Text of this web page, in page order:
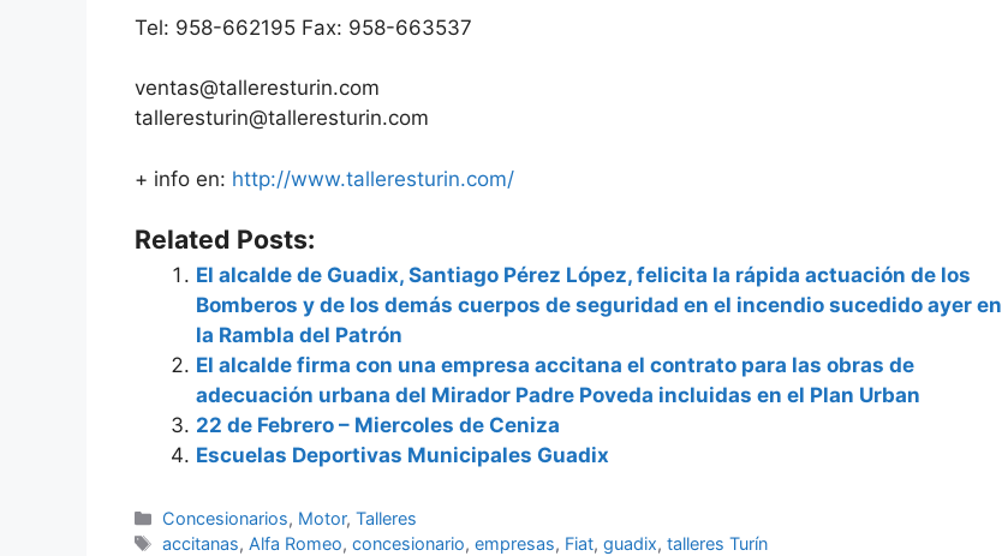
Tel: 958-662195 Fax: 958-663537
ventas@talleresturin.com
talleresturin@talleresturin.com
+ info en: http://www.talleresturin.com/
Related Posts:
El alcalde de Guadix, Santiago Pérez López, felicita la rápida actuación de los
Bomberos y de los demás cuerpos de seguridad en el incendio sucedido ayer en
la Rambla del Patrón
El alcalde firma con una empresa accitana el contrato para las obras de
adecuación urbana del Mirador Padre Poveda incluidas en el Plan Urban
22 de Febrero – Miercoles de Ceniza
Escuelas Deportivas Municipales Guadix
Categorías
Concesionarios, Motor,Talleres
Etiquetas
accitanas, Alfa Romeo,concesionario,empresas, Fiat,guadix,talleres Turín